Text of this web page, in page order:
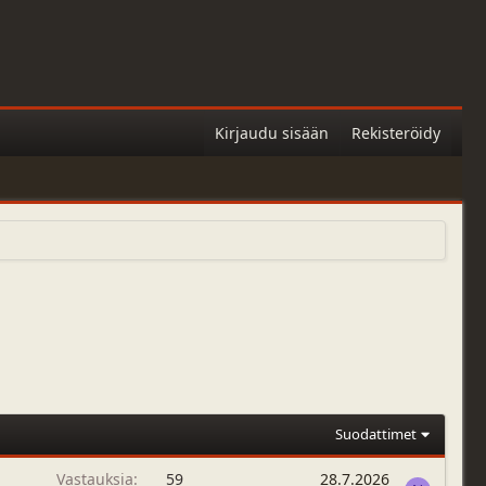
Kirjaudu sisään Rekisteröidy
Suodattimet
Vastauksia 59 28.7.2026